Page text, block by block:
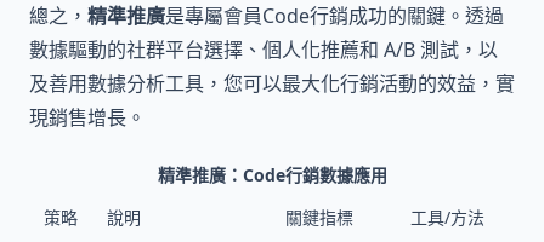
總之， 精準推廣是專屬會員Code行銷成功的關鍵。透過
數據驅動的社群平台選擇、個人化推薦和 A/B 測試，以
及善用數據分析工具，您可以最大化行銷活動的效益，實
現銷售增長。
精準推廣：Code行銷數據應用
策略
說明 關鍵指標 工具/方法